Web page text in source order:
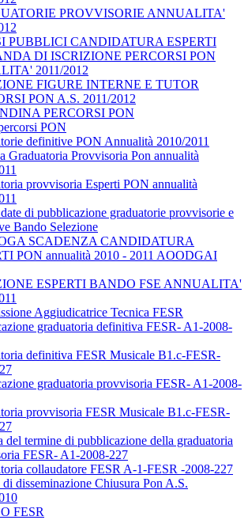
PROVVISORIE ANNUALITA'
PUBBLICI CANDIDATURA ESPERTI
DI ISCRIZIONE PERCORSI PON
2011/2012
FIGURE INTERNE E TUTOR
PON A.S. 2011/2012
PERCORSI PON
PON
definitive PON Annualità 2010/2011
Graduatoria Provvisoria Pon annualità
provvisoria Esperti PON annualità
di pubblicazione graduatorie provvisorie e
Bando Selezione
SCADENZA CANDIDATURA
PON annualità 2010 - 2011 AOODGAI
ESPERTI BANDO FSE ANNUALITA'
Aggiudicatrice Tecnica FESR
graduatoria definitiva FESR- A1-2008-
definitiva FESR Musicale B1.c-FESR-
graduatoria provvisoria FESR- A1-2008-
provvisoria FESR Musicale B1.c-FESR-
del termine di pubblicazione della graduatoria
FESR- A1-2008-227
collaudatore FESR A-1-FESR -2008-227
disseminazione Chiusura Pon A.S.
FESR